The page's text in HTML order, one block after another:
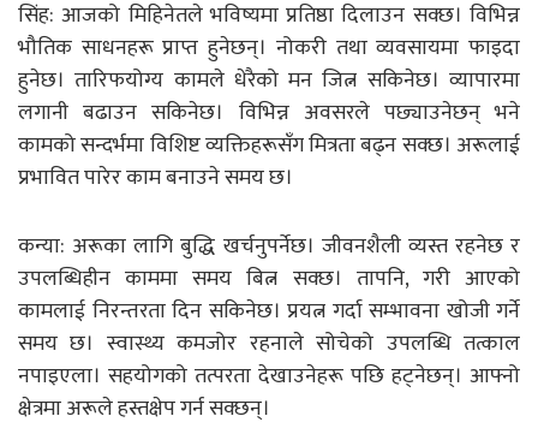
सिंह: आजको मिहिनेतले भविष्यमा प्रतिष्ठा दिलाउन सक्छ। विभिन्न
भौतिक साधनहरू प्राप्त हुनेछन्। नोकरी तथा व्यवसायमा फाइदा
हुनेछ। तारिफयोग्य कामले धेरैको मन जित्न सकिनेछ। व्यापारमा
लगानी बढाउन सकिनेछ। विभिन्न अवसरले पछ्याउनेछन् भने
कामको सन्दर्भमा विशिष्ट व्यक्तिहरूसँग मित्रता बढ्न सक्छ। अरूलाई
प्रभावित पारेर काम बनाउने समय छ।
कन्या: अरूका लागि बुद्धि खर्चनुपर्नेछ। जीवनशैली व्यस्त रहनेछ र
उपलब्धिहीन काममा समय बित्न सक्छ। तापनि, गरी आएको
कामलाई निरन्तरता दिन सकिनेछ। प्रयत्न गर्दा सम्भावना खोजी गर्ने
समय छ। स्वास्थ्य कमजोर रहनाले सोचेको उपलब्धि तत्काल
नपाइएला। सहयोगको तत्परता देखाउनेहरू पछि हट्नेछन्। आफ्नो
क्षेत्रमा अरूले हस्तक्षेप गर्न सक्छन्।